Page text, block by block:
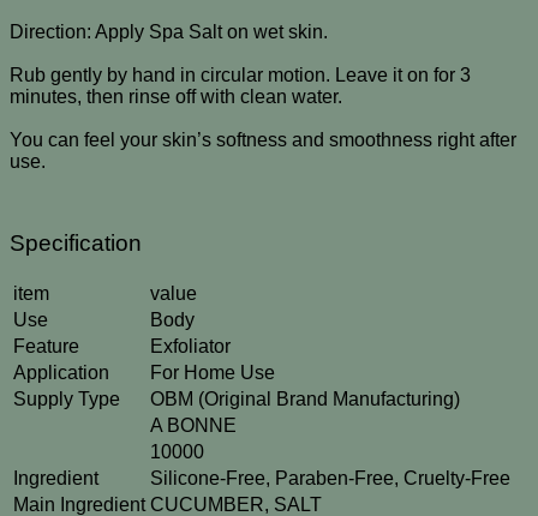
Direction: Apply Spa Salt on wet skin.
Rub gently by hand in circular motion. Leave it on for 3
minutes, then rinse off with clean water.
You can feel your skin’s softness and smoothness right after
use.
Specification
item
value
Use
Body
Feature
Exfoliator
Application
For Home Use
Supply Type
OBM (Original Brand Manufacturing)
A BONNE
10000
Ingredient
Silicone-Free, Paraben-Free, Cruelty-Free
Main Ingredient CUCUMBER, SALT